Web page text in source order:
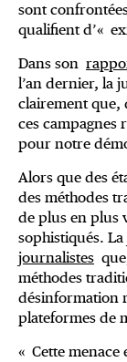
sont
qualifient d’«
Dans son
l’an dernier, la
clairement que,
ces campagnes
pour notre
Alors que des
des méthodes
de plus en plus
sophistiqués. La
journalistes
méthodes
désinformation
plateformes de
« Cette menace